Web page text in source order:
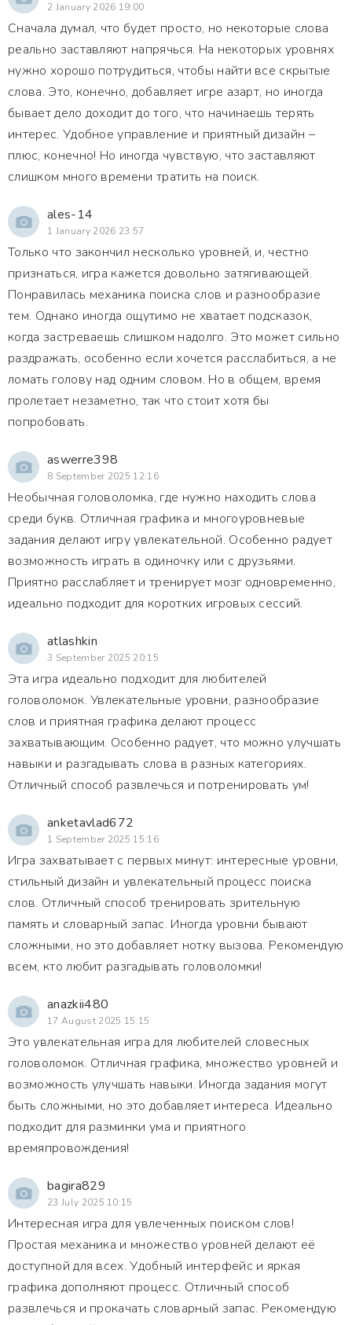
2 January 2026 19:00
Сначала думал, что будет просто, но некоторые слова
реально заставляют напрячься. На некоторых уровнях
нужно хорошо потрудиться, чтобы найти все скрытые
слова. Это, конечно, добавляет игре азарт, но иногда
бывает дело доходит до того, что начинаешь терять
интерес. Удобное управление и приятный дизайн –
плюс, конечно! Но иногда чувствую, что заставляют
слишком много времени тратить на поиск.
ales-14
1 January 2026 23:57
Только что закончил несколько уровней, и, честно
признаться, игра кажется довольно затягивающей.
Понравилась механика поиска слов и разнообразие
тем. Однако иногда ощутимо не хватает подсказок,
когда застреваешь слишком надолго. Это может сильно
раздражать, особенно если хочется расслабиться, а не
ломать голову над одним словом. Но в общем, время
пролетает незаметно, так что стоит хотя бы
попробовать.
aswerre398
8 September 2025 12:16
Необычная головоломка, где нужно находить слова
среди букв. Отличная графика и многоуровневые
задания делают игру увлекательной. Особенно радует
возможность играть в одиночку или с друзьями.
Приятно расслабляет и тренирует мозг одновременно,
идеально подходит для коротких игровых сессий.
atlashkin
3 September 2025 20:15
Эта игра идеально подходит для любителей
головоломок. Увлекательные уровни, разнообразие
слов и приятная графика делают процесс
захватывающим. Особенно радует, что можно улучшать
навыки и разгадывать слова в разных категориях.
Отличный способ развлечься и потренировать ум!
anketavlad672
1 September 2025 15:16
Игра захватывает с первых минут: интересные уровни,
стильный дизайн и увлекательный процесс поиска
слов. Отличный способ тренировать зрительную
память и словарный запас. Иногда уровни бывают
сложными, но это добавляет нотку вызова. Рекомендую
всем, кто любит разгадывать головоломки!
anazkii480
17 August 2025 15:15
Это увлекательная игра для любителей словесных
головоломок. Отличная графика, множество уровней и
возможность улучшать навыки. Иногда задания могут
быть сложными, но это добавляет интереса. Идеально
подходит для разминки ума и приятного
времяпровождения!
bagira829
23 July 2025 10:15
Интересная игра для увлеченных поиском слов!
Простая механика и множество уровней делают её
доступной для всех. Удобный интерфейс и яркая
графика дополняют процесс. Отличный способ
развлечься и прокачать словарный запас. Рекомендую